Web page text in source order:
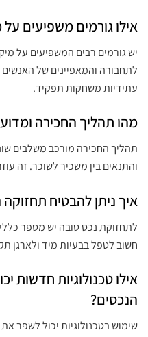
אילו גורמים משפיעים
יש גורמים רבים המשפיעים על
לתחבורה והמאפיינים של האנשים
עתידיות משחקות תפקיד.
מהו תהליך החכירה
תהליך החכירה מורכב משלבים
והתנאים בין משכיר לשוכר. זה
איך ניתן להבטיח
לתחזוקת נכס טובה יש מספר
חשוב לטפל בבעיות מיד ולארגן
אילו טכנולוגיות חדשות
הנכסים?
שימוש בטכנולוגיות יכול לשפר